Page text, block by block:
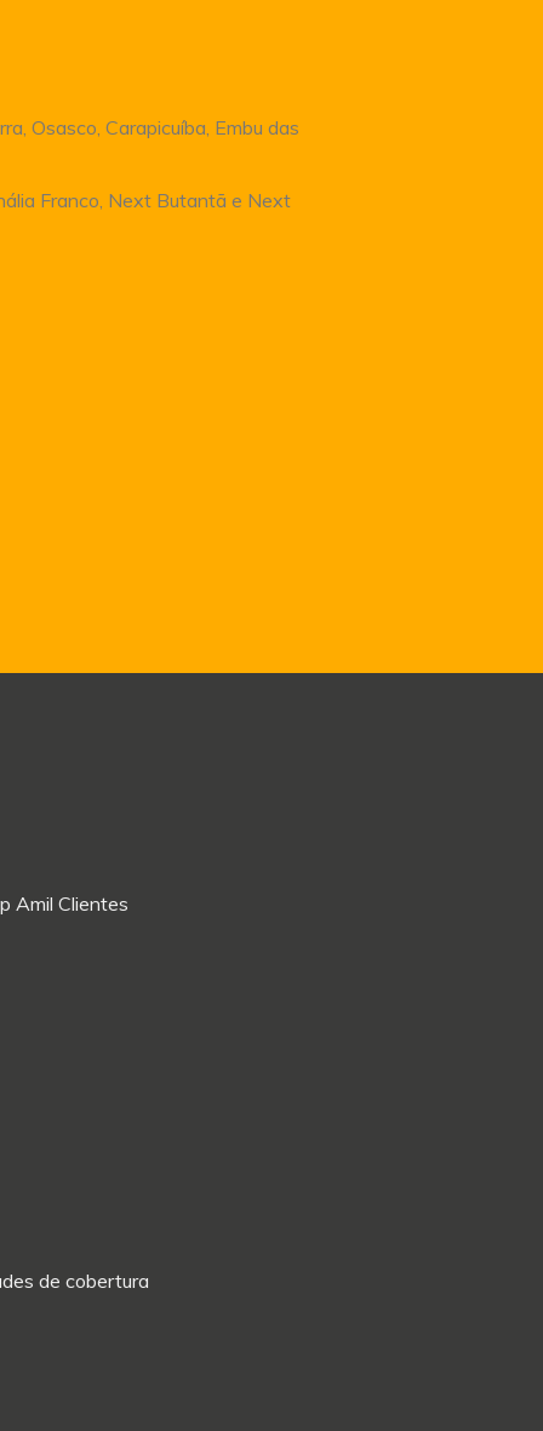
Osasco, Carapicuíba, Embu das
Franco, Next Butantã e Next
Amil Clientes
de cobertura